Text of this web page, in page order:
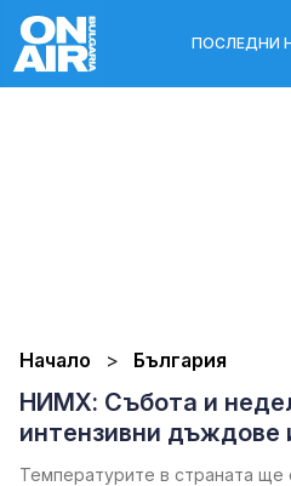
ПОСЛЕДНИ
Начало България
НИМХ: Събота и
интензивни дъждове
Температурите в страната ще